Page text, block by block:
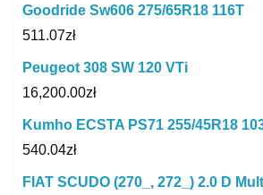
Goodride Sw606 275/65R18 116T
511.07zł
Peugeot 308 SW 120 VTi
16,200.00zł
Kumho ECSTA PS71 255/45R18
540.04zł
FIAT SCUDO (270_, 272_) 2.0 D